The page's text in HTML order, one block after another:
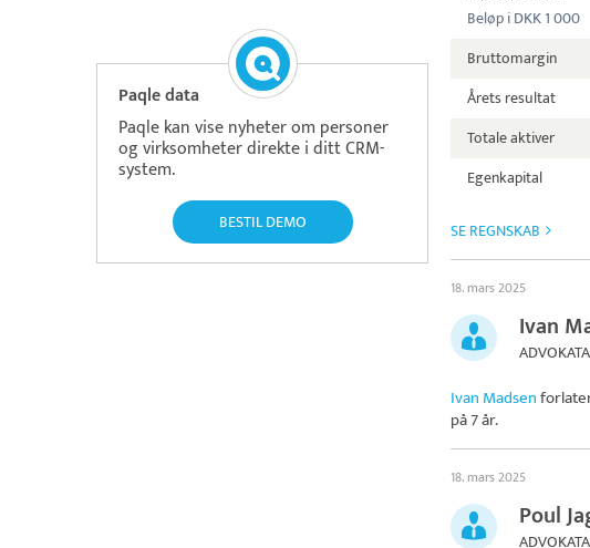
Paqle data
Paqle kan vise nyheter om personer
og virksomheter direkte i ditt CRM-
system.
BESTIL DEMO
Beløp i DKK 1 000
Bruttomargin
Årets resultat
Totale aktiver
Egenkapital
SE REGNSKAB
18. mars 2025
Ivan
Ivan Madsen
på 7 år.
18. mars 2025
Poul